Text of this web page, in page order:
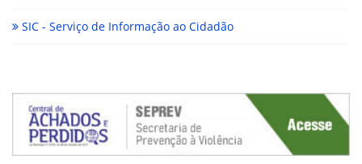
SIC - Serviço de Informação ao Cidadão